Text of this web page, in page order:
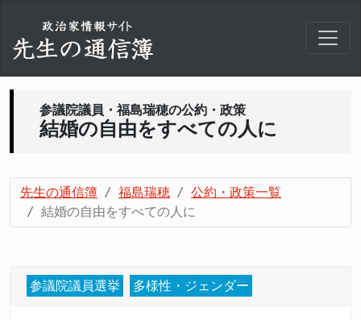
参議院議員・福島瑞穂の公約・政策
結婚の自由をすべての人に
先生の通信簿 福島瑞穂
公約・政策一覧
結婚の自由をすべての人に
参議院議員選挙 多様性・ジェンダー